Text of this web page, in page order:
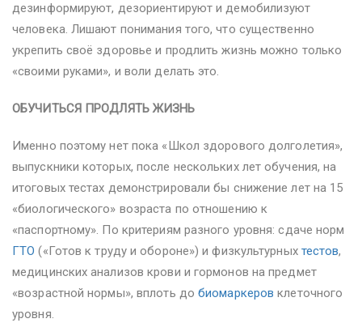
дезинформируют, дезориентируют и демобилизуют
человека. Лишают понимания того, что существенно
укрепить своё здоровье и продлить жизнь можно только
«своими руками», и воли делать это.
ОБУЧИТЬСЯ ПРОДЛЯТЬ ЖИЗНЬ
Именно поэтому нет пока «Школ здорового долголетия»,
выпускники которых, после нескольких лет обучения, на
итоговых тестах демонстрировали бы снижение лет на 15
«биологического» возраста по отношению к
«паспортному». По критериям разного уровня: сдаче норм
ГТО («Готов к труду и обороне») и физкультурных тестов,
медицинских анализов крови и гормонов на предмет
«возрастной нормы», вплоть до биомаркеров клеточного
уровня.